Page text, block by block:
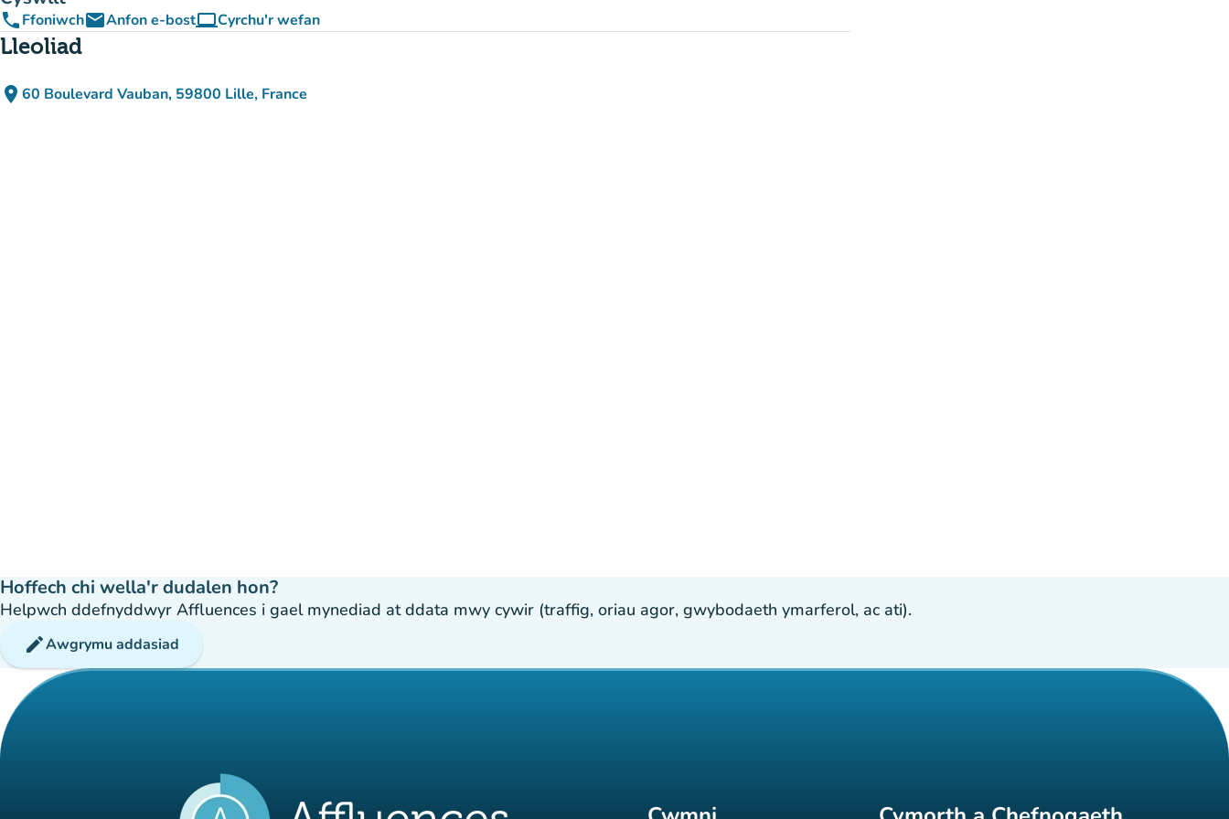
phoneFfoniwchemailAnfon e-bostcomputerCyrchu'r wefan
(tab newydd)
Lleoliad
place 60 Boulevard Vauban, 59800 Lille, France
(agor yn Google Maps)
(tab newydd)
Hoffech chi wella'r dudalen hon?
Helpwch ddefnyddwyr Affluences i gael mynediad at ddata mwy cywir (traffig, oriau agor, gwybodaeth ymarferol, ac ati).
editAwgrymu addasiad